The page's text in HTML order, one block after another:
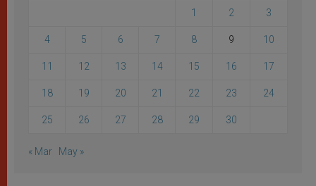
1 2 3
4 5 6 7 8 9 10
11 12 13 14 15 16 17
18 19 20 21 22 23 24
25 26 27 28 29 30
« Mar May »